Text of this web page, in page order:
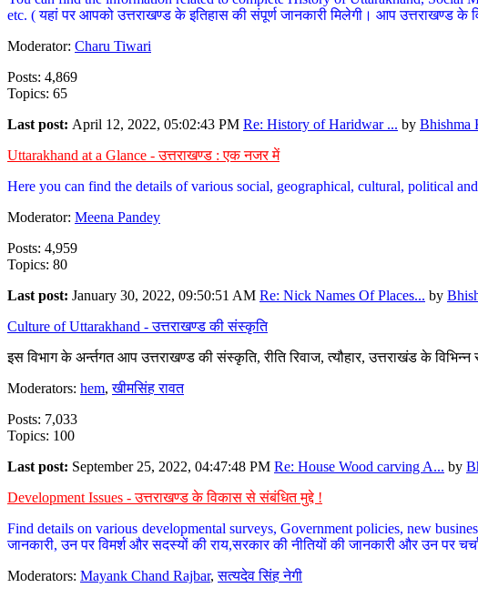
etc. ( यहां पर आपको उत्तराखण्ड के इतिहास की संपूर्ण जानकारी मिलेगी। आप उत्तराखण्ड
Moderator: Charu Tiwari
Posts: 4,869
Topics: 65
Last post: April 12, 2022, 05:02:43 PM Re: History of Haridwar ... by Bhishma
Uttarakhand at a Glance - उत्तराखण्ड : एक नजर में
Here you can find the details of various social, geographical, cultural, political
Moderator: Meena Pandey
Posts: 4,959
Topics: 80
Last post: January 30, 2022, 09:50:51 AM Re: Nick Names Of Places... by
Culture of Uttarakhand - उत्तराखण्ड की संस्कृति
इस विभाग के अर्न्तगत आप उत्तराखण्ड की संस्कृति, रीति रिवाज, त्यौहार, उत्तराखंड के
Moderators: hem,खीमसिंह रावत
Posts: 7,033
Topics: 100
Last post: September 25, 2022, 04:47:48 PM Re: House Wood carving A... by
Development Issues - उत्तराखण्ड के विकास से संबंधित मुद्दे !
Find details on various developmental surveys, Government policies, new
जानकारी, उन पर विमर्श और सदस्यों की राय,सरकार की नीतियों की जानकारी और उन पर
Moderators: Mayank Chand Rajbar,सत्यदेव सिंह नेगी